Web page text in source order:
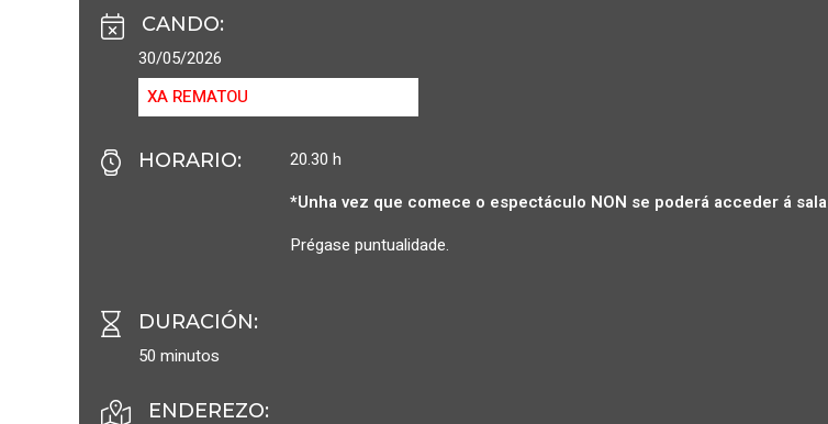
CANDO:
30/05/2026
XA REMATOU
HORARIO:
20.30 h
*Unha vez que comece o espectáculo NON se poderá acceder á sala
Prégase puntualidade.
DURACIÓN:
50 minutos
ENDEREZO: